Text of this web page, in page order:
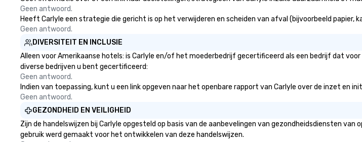
Geen antwoord.
Heeft Carlyle een strategie die gericht is op het verwijderen en scheiden van afval (bijvoorbeeld
Geen antwoord.
DIVERSITEIT EN INCLUSIE
Alleen voor Amerikaanse hotels: is Carlyle en/of het moederbedrijf gecertificeerd als een bedrijf dat
diverse bedrijven u bent gecertificeerd:
Geen antwoord.
Indien van toepassing, kunt u een link opgeven naar het openbare rapport van Carlyle over de inzet en
Geen antwoord.
GEZONDHEID EN VEILIGHEID
Zijn de handelswijzen bij Carlyle opgesteld op basis van de aanbevelingen van gezondheidsdiensten
gebruik werd gemaakt voor het ontwikkelen van deze handelswijzen.